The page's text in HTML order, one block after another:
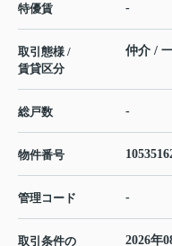
特優賃 -
取引態様 /
賃貸区分
仲介 /
総戸数 -
物件番号
管理コード -
取引条件の
2026年